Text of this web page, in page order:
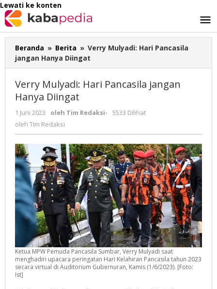
Lewati ke konten
Beranda » Berita » Verry Mulyadi: Hari Pancasila
jangan Hanya Diingat
Verry Mulyadi: Hari Pancasila jangan
Hanya Diingat
1 Juni 2023 oleh Tim Redaksi-
5533 Dilihat
oleh Tim Redaksi
Ketua MPW Pemuda Pancasila Sumbar, Verry Mulyadi saat
menghadiri upacara peringatan Hari Kelahiran Pancasila tahun 2023
secara virtual di Auditorium Gubernuran, Kamis (1/6/2023). [Foto:
Ist]